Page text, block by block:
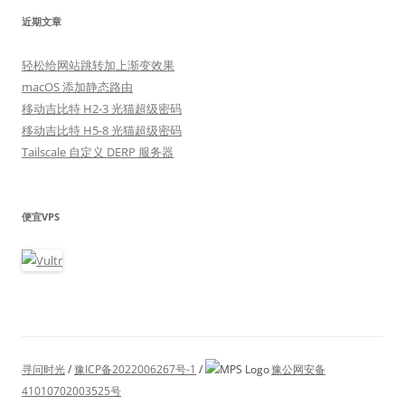
近期文章
轻松给网站跳转加上渐变效果
macOS 添加静态路由
移动吉比特 H2-3 光猫超级密码
移动吉比特 H5-8 光猫超级密码
Tailscale 自定义 DERP 服务器
便宜VPS
寻问时光/豫ICP备2022006267号-1 /
豫公网安备
41010702003525号